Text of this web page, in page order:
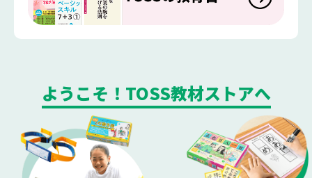
ようこそ！TOSS教材ストアへ